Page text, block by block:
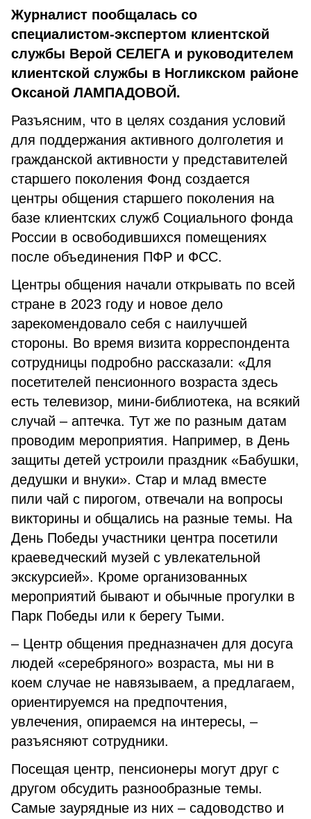
Журналист пообщалась со
специалистом-экспертом клиентской
службы Верой СЕЛЕГА и руководителем
клиентской службы в Ногликском районе
Оксаной ЛАМПАДОВОЙ.
Разъясним, что в целях создания условий
для поддержания активного долголетия и
гражданской активности у представителей
старшего поколения Фонд создается
центры общения старшего поколения на
базе клиентских служб Социального фонда
России в освободившихся помещениях
после объединения ПФР и ФСС.
Центры общения начали открывать по всей
стране в 2023 году и новое дело
зарекомендовало себя с наилучшей
стороны. Во время визита корреспондента
сотрудницы подробно рассказали: «Для
посетителей пенсионного возраста здесь
есть телевизор, мини-библиотека, на всякий
случай – аптечка. Тут же по разным датам
проводим мероприятия. Например, в День
защиты детей устроили праздник «Бабушки,
дедушки и внуки». Стар и млад вместе
пили чай с пирогом, отвечали на вопросы
викторины и общались на разные темы. На
День Победы участники центра посетили
краеведческий музей с увлекательной
экскурсией». Кроме организованных
мероприятий бывают и обычные прогулки в
Парк Победы или к берегу Тыми.
– Центр общения предназначен для досуга
людей «серебряного» возраста, мы ни в
коем случае не навязываем, а предлагаем,
ориентируемся на предпочтения,
увлечения, опираемся на интересы, –
разъясняют сотрудники.
Посещая центр, пенсионеры могут друг с
другом обсудить разнообразные темы.
Самые заурядные из них – садоводство и